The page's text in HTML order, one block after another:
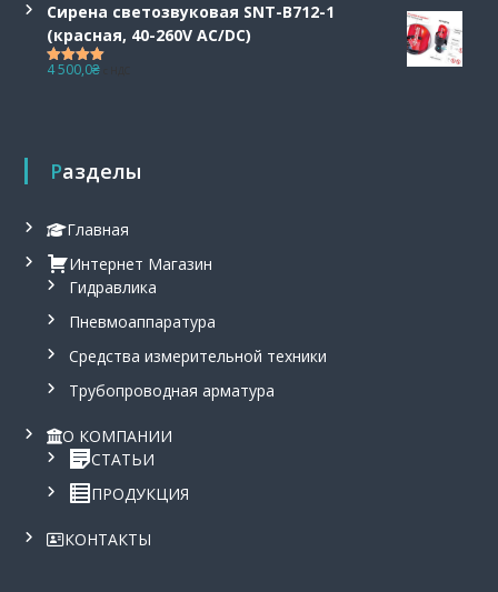
Сирена светозвуковая SNT-B712-1
(красная, 40-260V AC/DC)
Оценка5.00
4 500,0₴
Разделы
Главная
Интернет Магазин
Гидравлика
Пневмоаппаратура
Средства измерительной техники
Трубопроводная арматура
О КОМПАНИИ
СТАТЬИ
ПРОДУКЦИЯ
КОНТАКТЫ